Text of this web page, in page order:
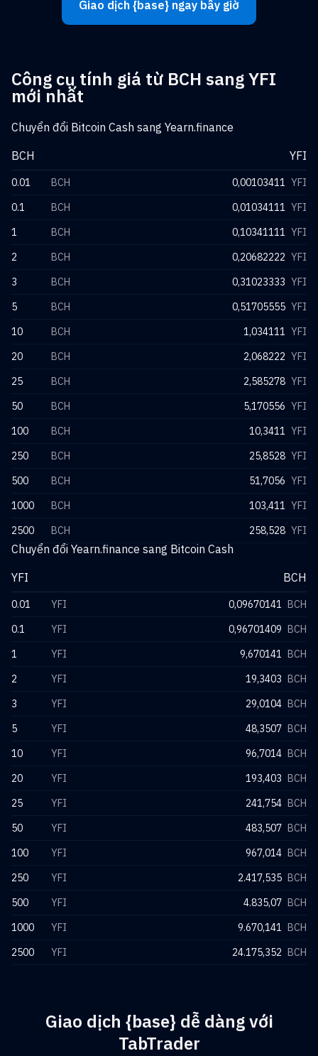
Giao dịch {base} ngay bây giờ
Công cụ tính giá từ BCH sang YFI
mới nhất
Chuyển đổi Bitcoin Cash sang Yearn.finance
BCH
YFI
0.01 BCH 0,00103411 YFI
0.1
BCH 0,01034111 YFI
1
BCH 0,10341111 YFI
2
BCH 0,20682222 YFI
3
BCH 0,31023333 YFI
5
BCH 0,51705555 YFI
10
BCH 1,034111 YFI
20
BCH 2,068222 YFI
25
BCH 2,585278 YFI
50
BCH 5,170556 YFI
100
BCH 10,3411 YFI
250
BCH 25,8528 YFI
500
BCH 51,7056 YFI
1000
BCH 103,411 YFI
2500
BCH 258,528 YFI
Chuyển đổi Yearn.finance sang Bitcoin Cash
YFI
BCH
0.01 YFI 0,09670141 BCH
0.1
YFI 0,96701409 BCH
1
YFI 9,670141 BCH
2
YFI 19,3403 BCH
3
YFI 29,0104 BCH
5
YFI 48,3507 BCH
10
YFI 96,7014 BCH
20
YFI 193,403 BCH
25
YFI 241,754 BCH
50
YFI 483,507 BCH
100
YFI 967,014 BCH
250
YFI 2.417,535 BCH
500
YFI 4.835,07 BCH
1000
YFI 9.670,141 BCH
2500
YFI 24.175,352 BCH
Giao dịch {base} dễ dàng với
TabTrader